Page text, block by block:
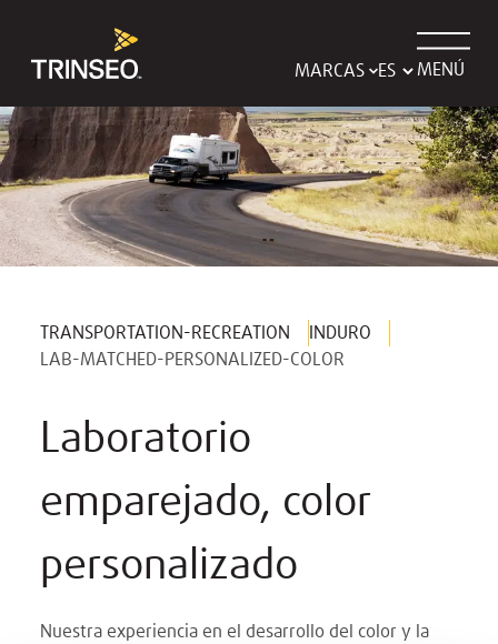
MARCAS MENÚ
TRANSPORTATION-RECREATION
INDURO
LAB-MATCHED-PERSONALIZED-COLOR
Laboratorio
emparejado, color
personalizado
Nuestra experiencia en el desarrollo del color y la